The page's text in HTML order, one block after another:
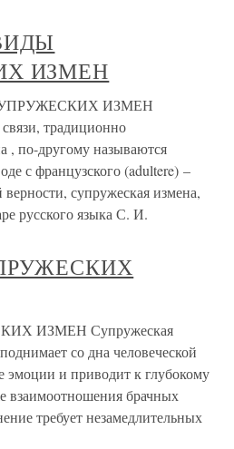
ИЗМЕН
ИЗМЕН
традиционно
, по-другому называются
с французского (adultere) –
супружеская измена,
русского языка С. И.
ИЗМЕН Супружеская
со дна человеческой
эмоции и приводит к глубокому
взаимоотношения брачных
требует незамедлительных